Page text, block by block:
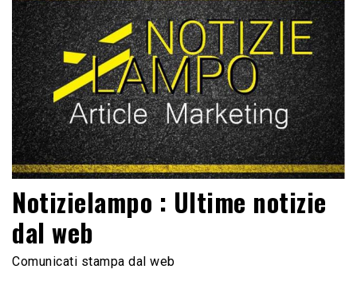
Notizielampo : Ultime notizie
dal web
Comunicati stampa dal web